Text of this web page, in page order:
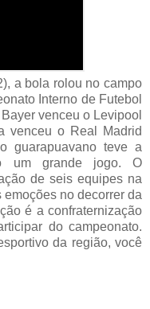
a bola rolou no campo
Interno de Futebol
venceu o Levipool
venceu o Real Madrid
guarapuavano teve a
um grande jogo. O
de seis equipes na
no decorrer da
é a confraternização
do campeonato.
da região, você